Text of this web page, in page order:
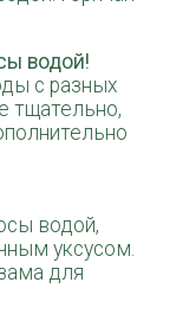
водой!
с разных
тщательно,
водой,
уксусом.
для